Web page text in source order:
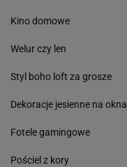
Kino domowe
Welur czy len
Styl boho loft za grosze
Dekoracje jesienne na okna
Fotele gamingowe
Pościel z kory